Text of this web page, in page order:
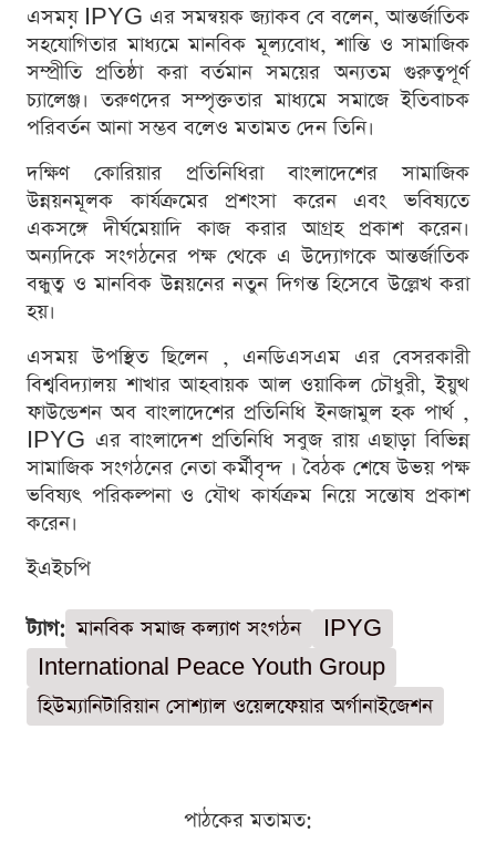
এসময় IPYG এর সমন্বয়ক জ্যাকব বে বলেন, আন্তর্জাতিক
সহযোগিতার মাধ্যমে মানবিক মূল্যবোধ, শান্তি ও সামাজিক
সম্প্রীতি প্রতিষ্ঠা করা বর্তমান সময়ের অন্যতম গুরুত্বপূর্ণ
চ্যালেঞ্জ। তরুণদের সম্পৃক্ততার মাধ্যমে সমাজে ইতিবাচক
পরিবর্তন আনা সম্ভব বলেও মতামত দেন তিনি।
দক্ষিণ কোরিয়ার প্রতিনিধিরা বাংলাদেশের সামাজিক
উন্নয়নমূলক কার্যক্রমের প্রশংসা করেন এবং ভবিষ্যতে
একসঙ্গে দীর্ঘমেয়াদি কাজ করার আগ্রহ প্রকাশ করেন।
অন্যদিকে সংগঠনের পক্ষ থেকে এ উদ্যোগকে আন্তর্জাতিক
বন্ধুত্ব ও মানবিক উন্নয়নের নতুন দিগন্ত হিসেবে উল্লেখ করা
হয়।
এসময় উপস্থিত ছিলেন , এনডিএসএম এর বেসরকারী
বিশ্ববিদ্যালয় শাখার আহবায়ক আল ওয়াকিল চৌধুরী, ইয়ুথ
ফাউন্ডেশন অব বাংলাদেশের প্রতিনিধি ইনজামুল হক পার্থ ,
IPYG এর বাংলাদেশ প্রতিনিধি সবুজ রায় এছাড়া বিভিন্ন
সামাজিক সংগঠনের নেতা কর্মীবৃন্দ । বৈঠক শেষে উভয় পক্ষ
ভবিষ্যৎ পরিকল্পনা ও যৌথ কার্যক্রম নিয়ে সন্তোষ প্রকাশ
করেন।
ইএইচপি
ট্যাগ: মানবিক সমাজ কল্যাণ সংগঠন
IPYG
International Peace Youth Group
হিউম্যানিটারিয়ান সোশ্যাল ওয়েলফেয়ার অর্গানাইজেশন
পাঠকের মতামত: